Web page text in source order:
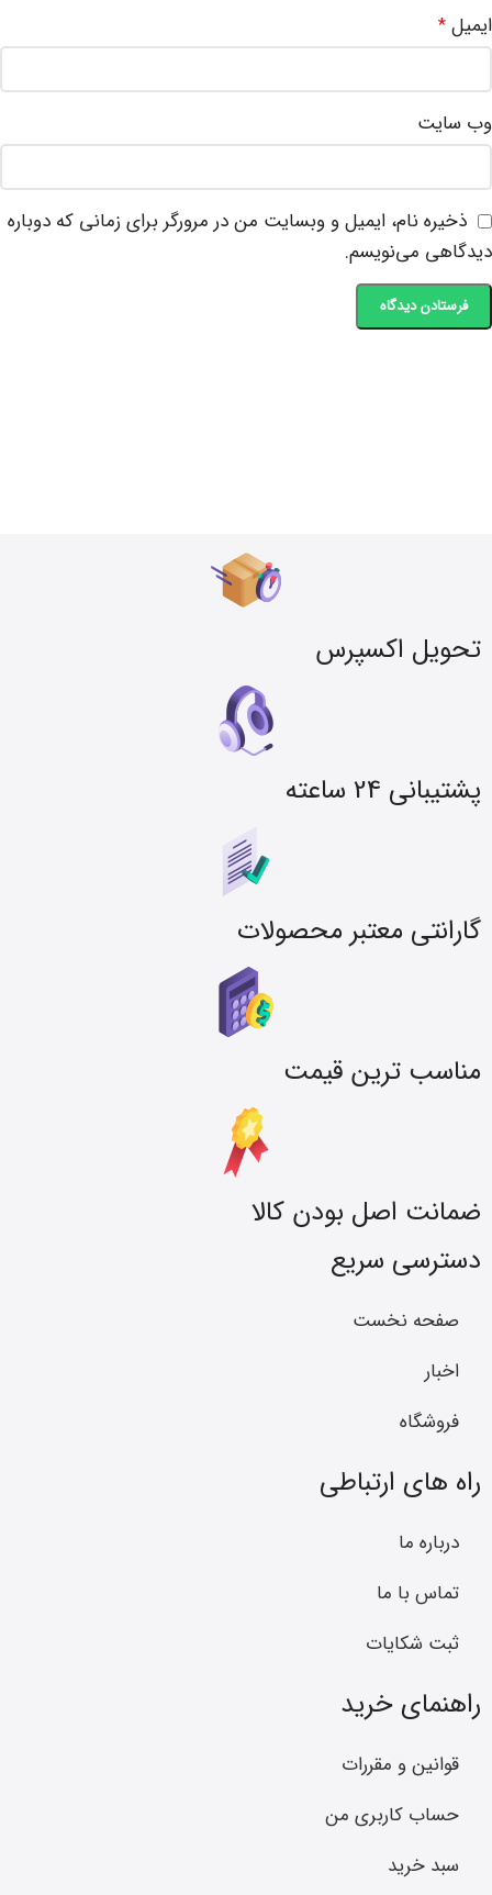
ایمیل *
وب‌ سایت
ذخیره نام، ایمیل و وبسایت من در مرورگر برای زمانی که دوباره
دیدگاهی می‌نویسم.
تحویل اکسپرس
پشتیبانی 24 ساعته
گارانتی معتبر محصولات
مناسب ترین قیمت
ضمانت اصل بودن کالا
دسترسی سریع
صفحه نخست
اخبار
فروشگاه
راه های ارتباطی
درباره ما
تماس با ما
ثبت شکایات
راهنمای خرید
قوانین و مقررات
حساب کاربری من
سبد خرید